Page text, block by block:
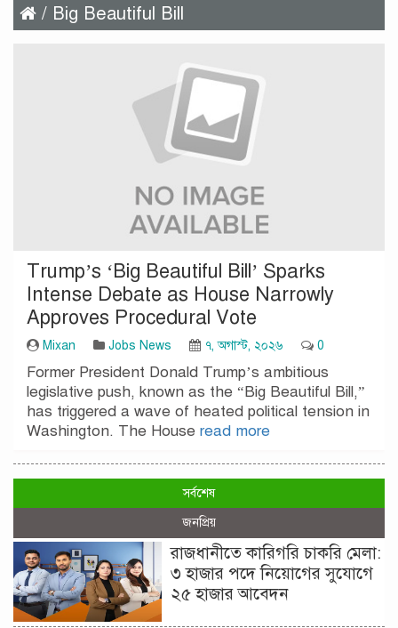
/ Big Beautiful Bill
Trump’s ‘Big Beautiful Bill’ Sparks
Intense Debate as House Narrowly
Approves Procedural Vote
Mixan Jobs News ৭, অগাস্ট, ২০২৬ 0
Former President Donald Trump’s ambitious
legislative push, known as the “Big Beautiful Bill,”
has triggered a wave of heated political tension in
Washington. The House read more
সর্বশেষ
জনপ্রিয়
রাজধানীতে কারিগরি চাকরি মেলা:
৩ হাজার পদে নিয়োগের সুযোগে
২৫ হাজার আবেদন